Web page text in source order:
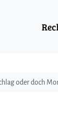
oder doch